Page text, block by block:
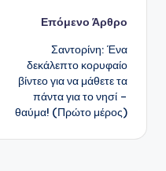
Επόμενο Άρθρο
Σαντορίνη: Ένα
δεκάλεπτο κορυφαίο
βίντεο για να μάθετε τα
πάντα για το νησί –
θαύμα! (Πρώτο μέρος)